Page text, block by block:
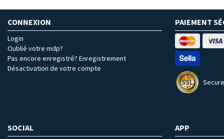
CONNEXION
Login
Oublié votre mdp?
Pas encore enregistré? Enregistrement
Désactivation de votre compte
PAIEMENT
SOCIAL APP